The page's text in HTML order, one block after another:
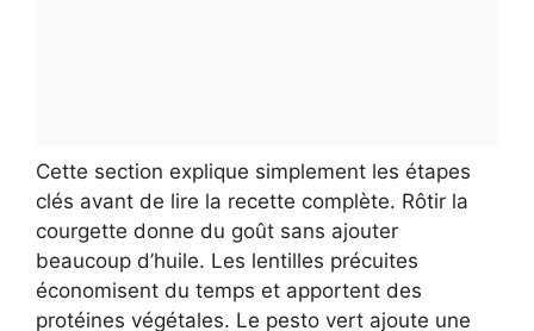
Cette section explique simplement les étapes
clés avant de lire la recette complète. Rôtir la
courgette donne du goût sans ajouter
beaucoup d’huile. Les lentilles précuites
économisent du temps et apportent des
protéines végétales. Le pesto vert ajoute une